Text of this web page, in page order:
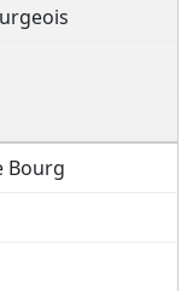
Bourg